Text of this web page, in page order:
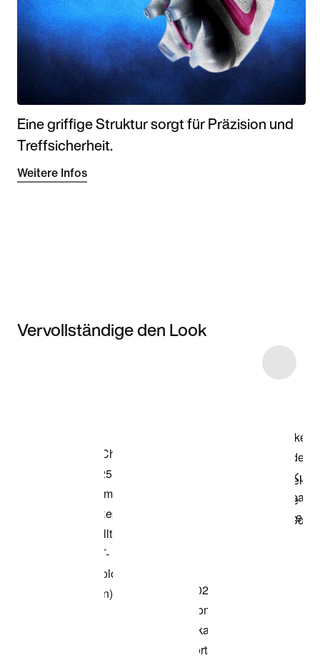
Eine griffige Struktur sorgt für Präzision und
Treffsicherheit.
Weitere Infos
Vervollständige den Look